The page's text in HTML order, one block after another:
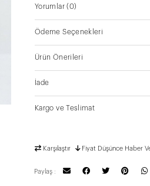
Yorumlar(0)
Ödeme Seçenekleri
Ürün Önerileri
İade
Kargo ve Teslimat
Karşılaştır Fiyat Düşünce Haber
Paylaş :